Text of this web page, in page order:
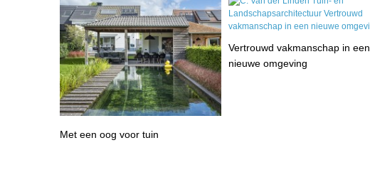
Met een oog voor tuin
Vertrouwd vakmanschap in een
nieuwe omgeving